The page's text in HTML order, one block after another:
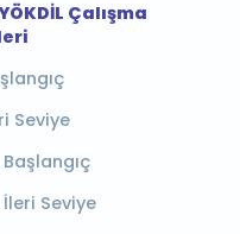
Çalışma
Seviye
Başlangıç
İleri Seviye